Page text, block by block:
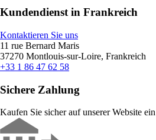
Kundendienst in Frankreich
Kontaktieren Sie uns
11 rue Bernard Maris
37270 Montlouis-sur-Loire, Frankreich
+33 1 86 47 62 58
Sichere Zahlung
Kaufen Sie sicher auf unserer Website ein